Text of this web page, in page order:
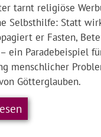
tarnt religiöse
Selbsthilfe: Statt
er Fasten,
ein Paradebeispiel
menschlicher
Götterglauben.